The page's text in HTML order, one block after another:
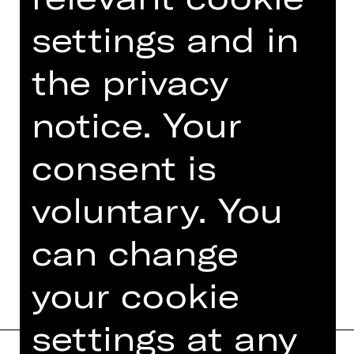
seiner Unterstützung in meinem Weg
zur Musik.
Haben Sie einen Lieblingsspruch oder
ein Lebensmotto?
Es könnte jeden Tag Weihnachten
sein.
Was wären Sie…
Read more
settings and in
the privacy
notice. Your
consent is
voluntary. You
can change
your cookie
settings at any